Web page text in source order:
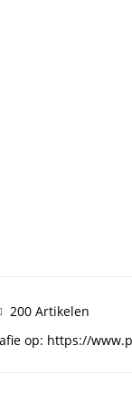
200 Artikelen
op: https://